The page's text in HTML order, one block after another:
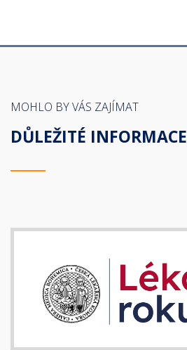
MOHLO BY VÁS ZAJÍMAT
DŮLEŽITÉ INFORMACE